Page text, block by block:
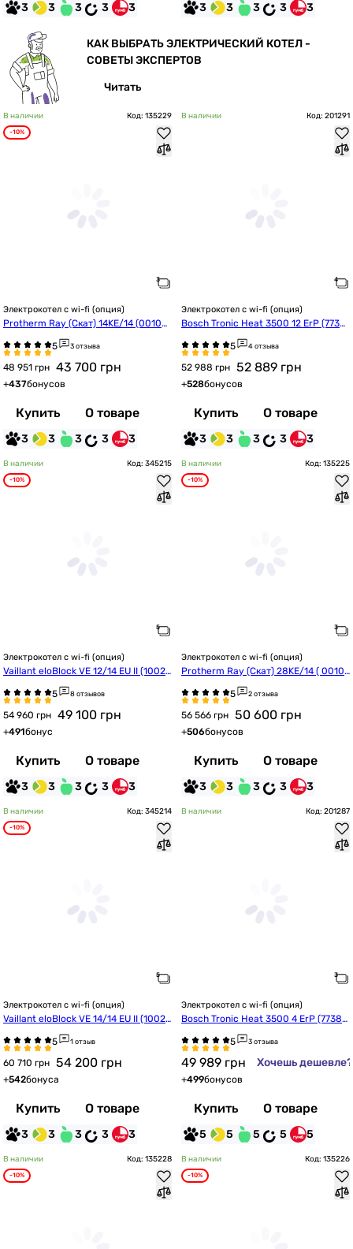
3 3 3 3 3 3 3 3 3 3
КАК ВЫБРАТЬ ЭЛЕКТРИЧЕСКИЙ КОТЕЛ -
СОВЕТЫ ЭКСПЕРТОВ
Читать
В наличии Код: 135229
-10%
Электрокотел с wi-fi (опция)
Protherm Ray (Скат) 14KE/14 (00100
3 отзыва
48 951 грн 43 700 грн
+437бонусов
Купить О товаре
3 3 3 3 3
В наличии Код: 201291
Электрокотел с wi-fi (опция)
Bosch Tronic Heat 3500 12 ErP (7738
4 отзыва
52 988 грн 52 889 грн
+528бонусов
Купить О товаре
3 3 3 3 3
В наличии Код: 345215
-10%
Электрокотел с wi-fi (опция)
Vaillant eloBlock VE 12/14 EU II (10023
8 отзывов
54 960 грн 49 100 грн
+491бонус
Купить О товаре
3 3 3 3 3
В наличии Код: 135225
-10%
Электрокотел с wi-fi (опция)
Protherm Ray (Скат) 28KE/14 ( 0010
2 отзыва
56 566 грн 50 600 грн
+506бонусов
Купить О товаре
3 3 3 3 3
В наличии Код: 345214
-10%
Электрокотел с wi-fi (опция)
Vaillant eloBlock VE 14/14 EU II (10023
1 отзыв
60 710 грн 54 200 грн
+542бонуса
Купить О товаре
3 3 3 3 3
В наличии Код: 201287
Электрокотел с wi-fi (опция)
Bosch Tronic Heat 3500 4 ErP (77385
3 отзыва
49 989 грн Хочешь дешевле?
+499бонусов
Купить О товаре
5 5 5 5 5
В наличии Код: 135228
-10%
В наличии Код: 135226
-10%